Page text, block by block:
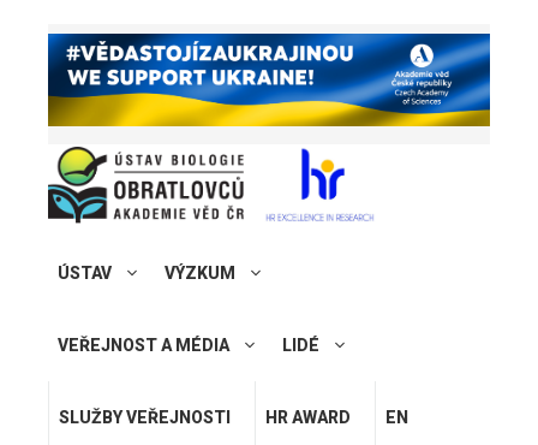
ÚSTAV VÝZKUM
VEŘEJNOST A MÉDIA LIDÉ
SLUŽBY VEŘEJNOSTI HR AWARD EN